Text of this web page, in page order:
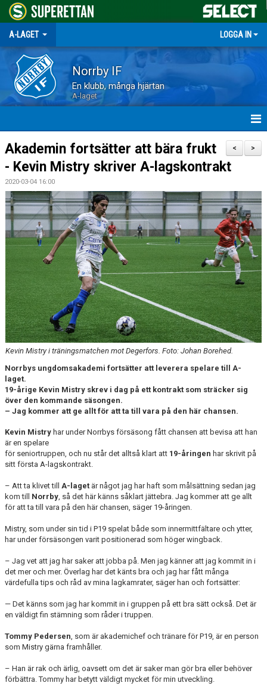
A-LAGET LOGGA IN
Norrby IF
En klubb, många hjärtan
A-laget
HEM
NYHETER
MATCHER
TRUPPEN
KALENDER
DOKUMENT
BILDARKIV
BILDER 2025
TABELL ETTAN SÖDRA 2025
>
<
Akademin fortsätter att bära frukt
- Kevin Mistry skriver A-lagskontrakt
2020-03-04 16:00
Kevin Mistry i träningsmatchen mot Degerfors. Foto: Johan Borehed.
Norrbys ungdomsakademi fortsätter att leverera spelare till A-
laget.
19-årige Kevin Mistry skrev i dag på ett kontrakt som sträcker sig
över den kommande säsongen.
– Jag kommer att ge allt för att ta till vara på den här chansen.
Kevin Mistry har under Norrbys försäsong fått chansen att bevisa att han
är en spelare
för seniortruppen, och nu står det alltså klart att 19-åringen har skrivit på
sitt första A-lagskontrakt.
– Att ta klivet till A-laget är något jag har haft som målsättning sedan jag
kom till Norrby, så det här känns såklart jättebra. Jag kommer att ge allt
för att ta till vara på den här chansen, säger 19-åringen.
Mistry, som under sin tid i P19 spelat både som innermittfältare och ytter,
har under försäsongen varit positionerad som höger wingback.
– Jag vet att jag har saker att jobba på. Men jag känner att jag kommit in i
det mer och mer. Överlag har det känts bra och jag har fått många
värdefulla tips och råd av mina lagkamrater, säger han och fortsätter:
— Det känns som jag har kommit in i gruppen på ett bra sätt också. Det är
en väldigt fin stämning som råder i truppen.
Tommy Pedersen, som är akademichef och tränare för P19, är en person
som Mistry gärna framhåller.
– Han är rak och ärlig, oavsett om det är saker man gör bra eller behöver
förbättra. Tommy har betytt väldigt mycket för min utveckling.